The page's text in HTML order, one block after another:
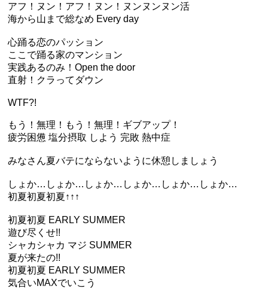
アフ！ヌン！アフ！ヌン！ヌンヌンヌン活
海から山まで総なめ Every day
心踊る恋のパッション
ここで踊る家のマンション
実践あるのみ！Open the door
直射！クラってダウン
WTF?!
もう！無理！もう！無理！ギブアップ！
疲労困憊 塩分摂取 しよう 完敗 熱中症
みなさん夏バテにならないように休憩しましょう
しょか…しょか…しょか…しょか…しょか…しょか…
初夏初夏初夏↑↑↑
初夏初夏 EARLY SUMMER
遊び尽くせ!!
シャカシャカ マジ SUMMER
夏が来たの!!
初夏初夏 EARLY SUMMER
気合いMAXでいこう